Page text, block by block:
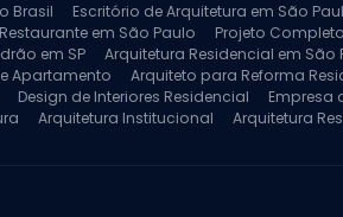
Brasil
Escritório de Arquitetura em São
em São Paulo
Projeto
em SP
Arquitetura Residencial em São
Apartamento
Arquiteto para Reforma
Design de Interiores Residencial Empresa
Arquitetura Institucional Arquitetura